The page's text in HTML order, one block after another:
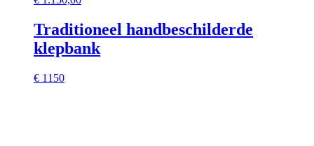
Traditioneel handbeschilderde
klepbank
€ 1150